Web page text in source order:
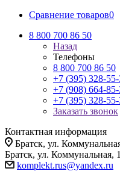
Сравнение товаров0
8 800 700 86 50
Назад
Телефоны
8 800 700 86 50
+7 (395) 328-
+7 (908) 664-
+7 (395) 328-
Заказать звонок
Контактная информация
Братск, ул.
Братск, ул. Коммунальная,
komplekt.rus@yandex.ru